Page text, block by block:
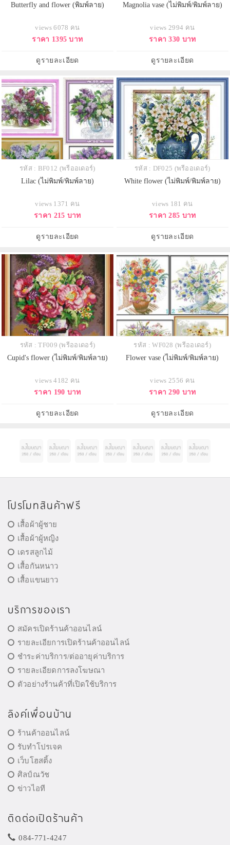
Butterfly and flower (พิมพ์ลาย)
views 6078 คน
ราคา 1395 บาท
ดูรายละเอียด
Magnolia vase (ไม่พิมพ์/พิมพ์ลาย)
views 2994 คน
ราคา 330 บาท
ดูรายละเอียด
รหัส : BF012 (พรีออเดอร์)
Lilac (ไม่พิมพ์/พิมพ์ลาย)
views 1371 คน
ราคา 215 บาท
ดูรายละเอียด
รหัส : DF025 (พรีออเดอร์)
White flower (ไม่พิมพ์/พิมพ์ลาย)
views 181 คน
ราคา 285 บาท
ดูรายละเอียด
รหัส : TF009 (พรีออเดอร์)
Cupid's flower (ไม่พิมพ์/พิมพ์ลาย)
views 4182 คน
ราคา 190 บาท
ดูรายละเอียด
รหัส : WF028 (พรีออเดอร์)
Flower vase (ไม่พิมพ์/พิมพ์ลาย)
views 2556 คน
ราคา 290 บาท
ดูรายละเอียด
โปรโมทสินค้าฟรี
เสื้อผ้าผู้ชาย
เสื้อผ้าผู้หญิง
เดรสลูกไม้
เสื้อกันหนาว
เสื้อแขนยาว
บริการของเรา
สมัครเปิดร้านค้าออนไลน์
รายละเอียการเปิดร้านค้าออนไลน์
ชำระค่าบริการ/ต่ออายุค่าบริการ
รายละเอียดการลงโฆษณา
ตัวอย่างร้านค้าที่เปิดใช้บริการ
ลิงค์เพื่อนบ้าน
ร้านค้าออนไลน์
รับทำโปรเจค
เว็บโฮสติ้ง
ศิลป์ณวัช
ข่าวไอที
ติดต่อเปิดร้านค้า
084-771-4247